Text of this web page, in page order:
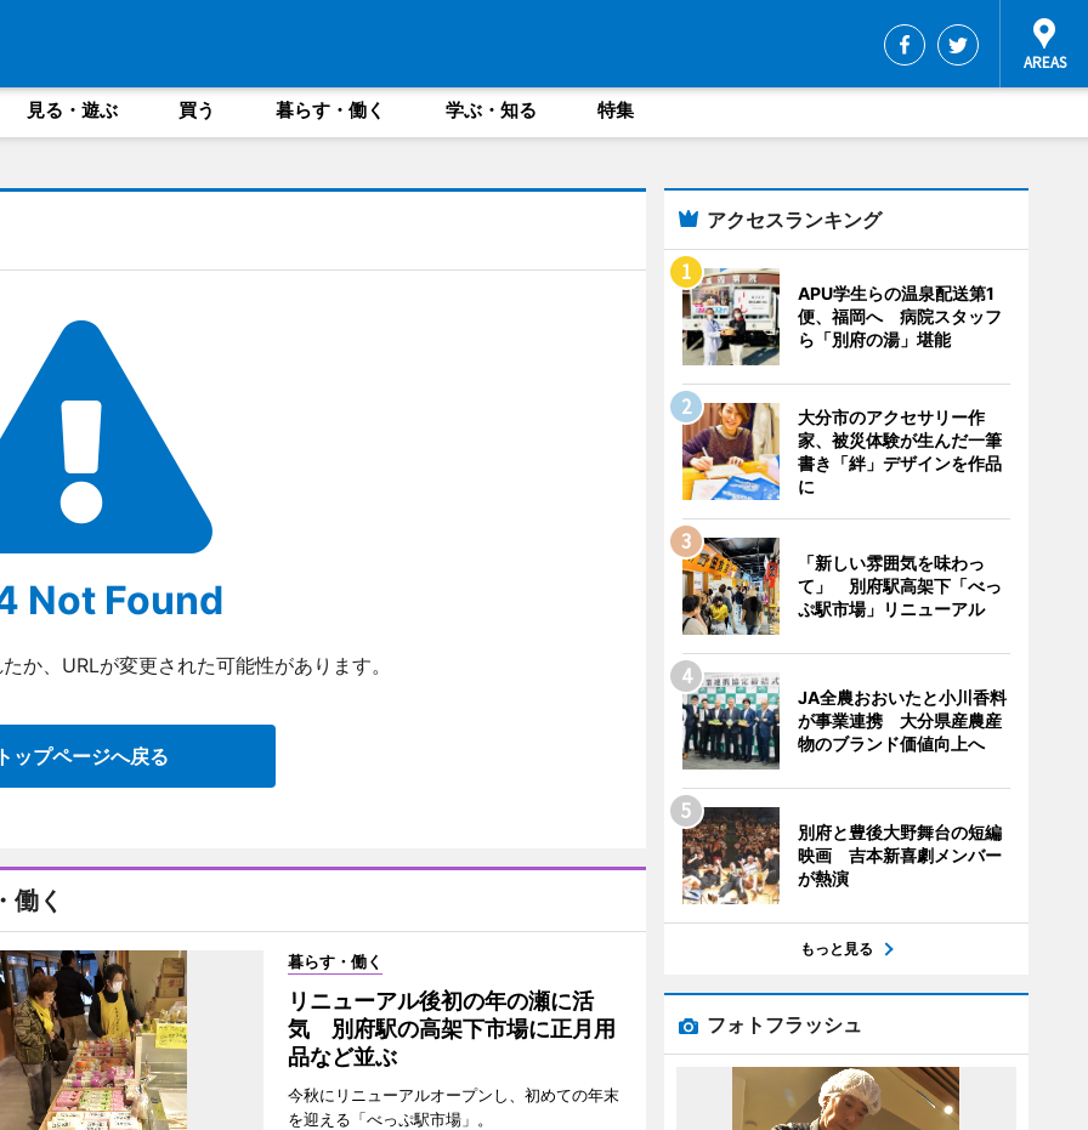
見る・遊ぶ 買う 暮らす・働く 学ぶ・知る 特集
Not Found
か、URLが変更された可能性があります。
ップページへ戻る
働く
暮らす・働く
リニューアル後初の年の瀬に活
気 別府駅の高架下市場に正月用
品など並ぶ
今秋にリニューアルオープンし、初めての年末
を迎える「べっぷ駅市場」。
アクセスランキング
APU学生らの温泉配送第1
便、福岡へ 病院スタッフ
ら「別府の湯」堪能
大分市のアクセサリー作
家、被災体験が生んだ一筆
書き「絆」デザインを作品
に
「新しい雰囲気を味わっ
て」 別府駅高架下「べっ
ぷ駅市場」リニューアル
JA全農おおいたと小川香料
が事業連携 大分県産農産
物のブランド価値向上へ
別府と豊後大野舞台の短編
映画 吉本新喜劇メンバー
が熱演
もっと見る
フォトフラッシュ